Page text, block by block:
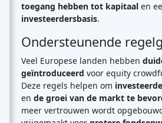
toegang hebben tot kapitaal en
investeerdersbasis.
Ondersteunende
Veel Europese landen hebben
geïntroduceerd voor equity
Deze regels helpen om
en de groei van de markt te
meer vertrouwen wordt